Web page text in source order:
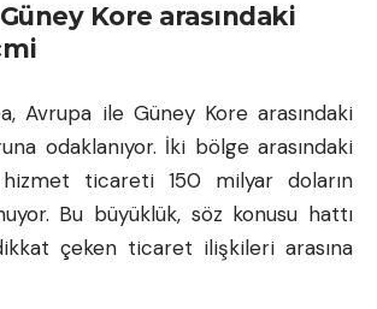
Kore arasındaki
Avrupa ile Güney Kore arasındaki
odaklanıyor. İki bölge arasındaki
ticareti 150 milyar doların
Bu büyüklük, söz konusu hattı
çeken ticaret ilişkileri arasına